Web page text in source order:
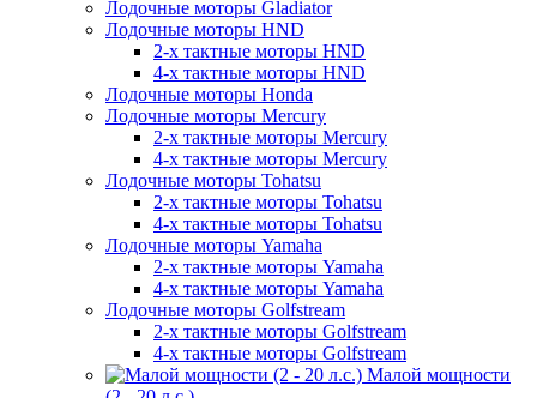
Лодочные моторы Gladiator
Лодочные моторы HND
2-х тактные моторы HND
4-х тактные моторы HND
Лодочные моторы Honda
Лодочные моторы Mercury
2-х тактные моторы Mercury
4-х тактные моторы Mercury
Лодочные моторы Tohatsu
2-х тактные моторы Tohatsu
4-х тактные моторы Tohatsu
Лодочные моторы Yamaha
2-х тактные моторы Yamaha
4-х тактные моторы Yamaha
Лодочные моторы Golfstream
2-х тактные моторы Golfstream
4-х тактные моторы Golfstream
Малой мощности